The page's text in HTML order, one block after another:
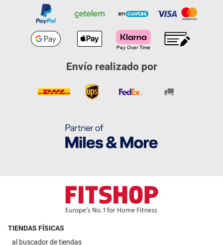
Envío realizado por
TIENDAS FÍSICAS
al buscador de tiendas